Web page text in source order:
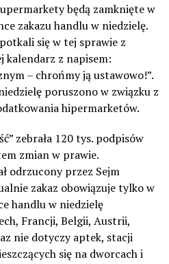
będą zamknięte w
zakazu handlu w niedzielę.
się w tej sprawie z
kalendarz z napisem:
– chrońmy ją ustawowo!”.
poruszono w związku z
hipermarketów.
zebrała 120 tys. podpisów
zmian w prawie.
odrzucony przez Sejm
zakaz obowiązuje tylko w
handlu w niedzielę
Francji, Belgii, Austrii,
nie dotyczy aptek, stacji
się na dworcach i